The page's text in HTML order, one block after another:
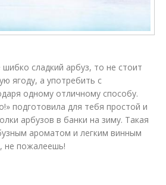
сладкий арбуз, то не стоит
ягоду, а употребить с
одному отличному способу.
подготовила для тебя простой и
арбузов в банки на зиму. Такая
ароматом и легким винным
не пожалеешь!